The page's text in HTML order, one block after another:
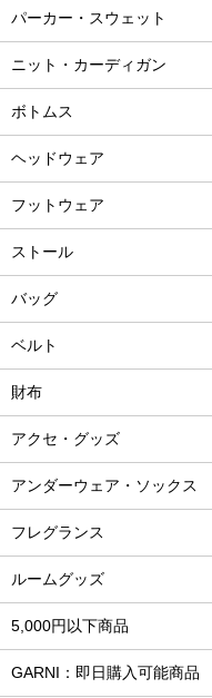
パーカー・スウェット
ニット・カーディガン
ボトムス
ヘッドウェア
フットウェア
ストール
バッグ
ベルト
財布
アクセ・グッズ
アンダーウェア・ソックス
フレグランス
ルームグッズ
5,000円以下商品
GARNI：即日購入可能商品